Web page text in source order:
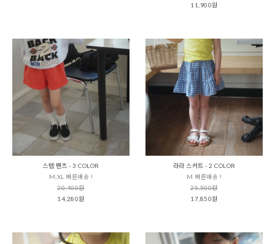
11,900원
스탭 팬츠 - 3 COLOR
M,XL 빠른배송 !
20,400원
14,280원
라라 스커트 - 2 COLOR
M 빠른배송 !
25,500원
17,850원